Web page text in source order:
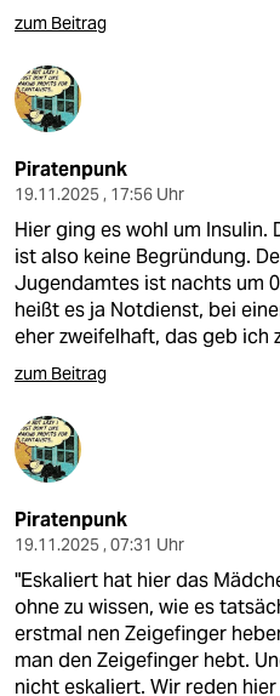
zum Beitrag
Piratenpunk
19.11.2025 , 17:56 Uhr
Hier ging es wohl um Insulin.
ist also keine Begründung.
Jugendamtes ist nachts um
heißt es ja Notdienst, bei
eher zweifelhaft, das geb ich
zum Beitrag
Piratenpunk
19.11.2025 , 07:31 Uhr
"Eskaliert hat hier das
ohne zu wissen, wie es
erstmal nen Zeigefinger
man den Zeigefinger hebt.
nicht eskaliert. Wir reden